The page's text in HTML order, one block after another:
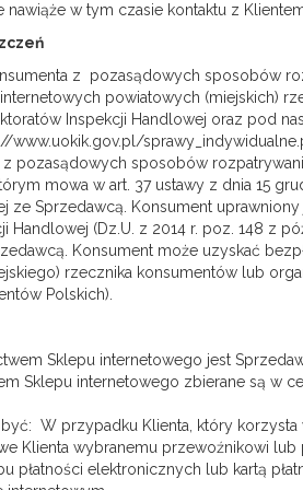
w tym czasie kontaktu z
z pozasądowych sposobów
powiatowych (miejskich)
Inspekcji Handlowej oraz pod
pozasądowych sposobów
mowa w art. 37 ustawy z dnia 15
Sprzedawcą. Konsument
Handlowej (Dz.U. z 2014 r. poz. 148 z
Konsument może uzyskać
rzecznika konsumentów lub
Polskich).
Sklepu internetowego jest
Sklepu internetowego zbierane są w
W przypadku Klienta, który
Klienta wybranemu przewoźnikowi
elektronicznych lub kartą